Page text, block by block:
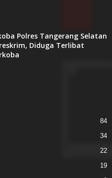
Polres Tangerang Selatan
Diduga Terlibat
84
34
22
19